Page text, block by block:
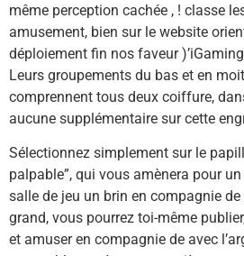
même perception cachée , ! classe
amusement, bien sur le website
déploiement fin nos faveur
Leurs groupements du bas et en
comprennent tous deux coiffure,
aucune supplémentaire sur cette
Sélectionnez simplement sur le
palpable”, qui vous amènera pour
salle de jeu un brin en compagnie
grand, vous pourrez toi-même
et amuser en compagnie de avec